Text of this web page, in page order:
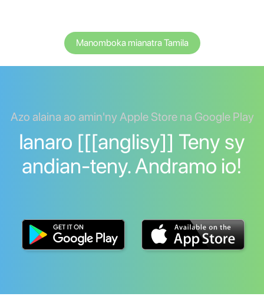
Manomboka mianatra Tamila
Azo alaina ao amin'ny Apple Store na Google Play
Ianaro [[[anglisy]] Teny sy
andian-teny. Andramo io!